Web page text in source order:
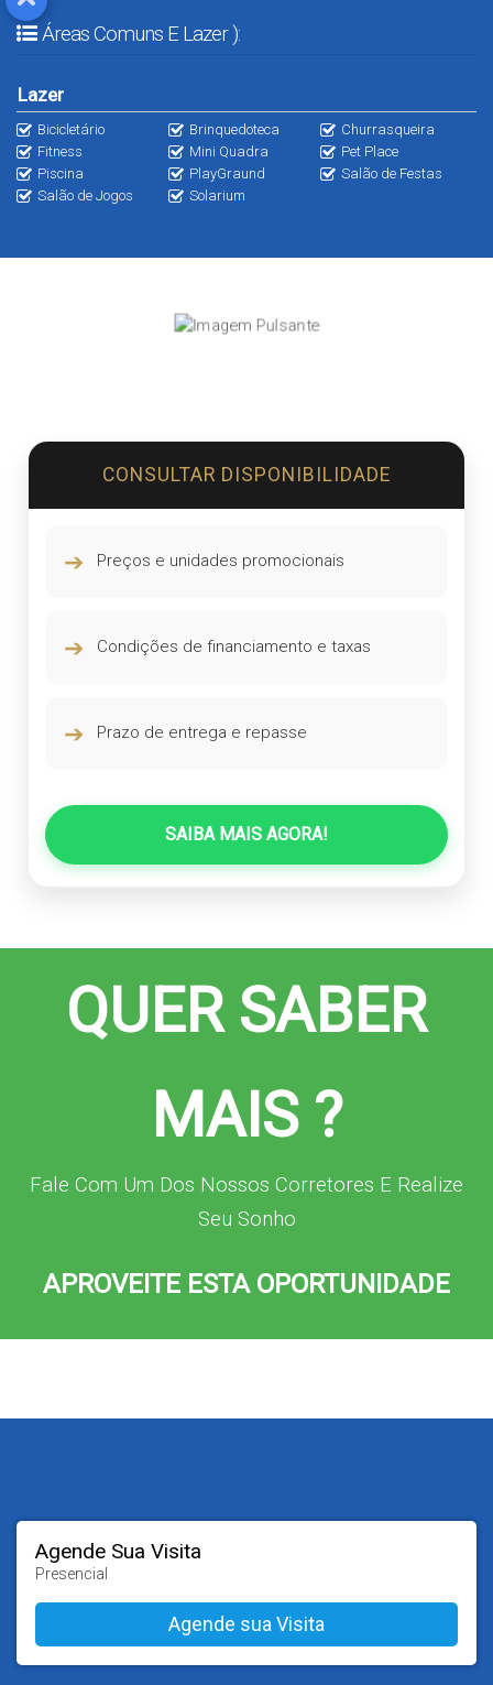
Áreas Comuns E Lazer ):
Lazer
Bicicletário Brinquedoteca
Churrasqueira
Fitness
Mini Quadra
Pet Place
Piscina
PlayGraund
Salão de Festas
Salão de Jogos
Solarium
CONSULTAR DISPONIBILIDADE
➔ Preços e unidades promocionais
➔ Condições de financiamento e taxas
➔ Prazo de entrega e repasse
SAIBA MAIS AGORA!
QUER SABER
MAIS ?
Fale Com Um Dos Nossos Corretores E Realize
Seu Sonho
APROVEITE ESTA OPORTUNIDADE
Agende Sua Visita
Presencial